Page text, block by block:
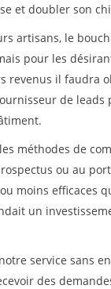
et doubler son
artisans, le
pour les
revenus il faudra
de leads
méthodes de
ou au
moins efficaces
un
service sans
des